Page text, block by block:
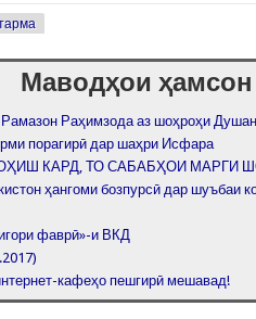
Маводҳои ҳамсон
Раҳимзода аз шоҳроҳи
порагирӣ дар шаҳри Исфара
КАРД, ТО САБАБҲОИ МАРГИ
ҳангоми бозпурсӣ дар шуъбаи
фаврӣ»-и ВКД
кафеҳо пешгирӣ мешавад!